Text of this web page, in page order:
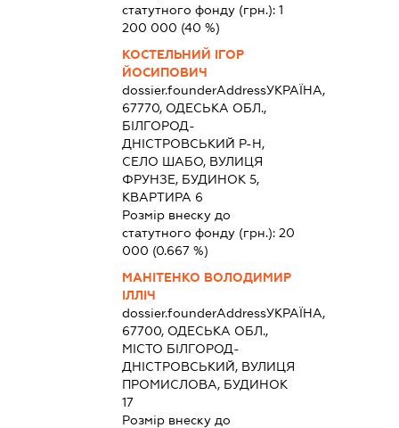
статутного фонду (грн.): 1
200 000 (40 %)
КОСТЕЛЬНИЙ ІГОР
ЙОСИПОВИЧ
dossier.founderAddressУКРАЇНА,
67770, ОДЕСЬКА ОБЛ.,
БІЛГОРОД-
ДНІСТРОВСЬКИЙ Р-Н,
СЕЛО ШАБО, ВУЛИЦЯ
ФРУНЗЕ, БУДИНОК 5,
КВАРТИРА 6
Розмір внеску до
статутного фонду (грн.): 20
000 (0.667 %)
МАНІТЕНКО ВОЛОДИМИР
ІЛЛІЧ
dossier.founderAddressУКРАЇНА,
67700, ОДЕСЬКА ОБЛ.,
МІСТО БІЛГОРОД-
ДНІСТРОВСЬКИЙ, ВУЛИЦЯ
ПРОМИСЛОВА, БУДИНОК
17
Розмір внеску до